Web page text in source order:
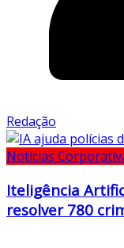
Redação
Notícias
Iteligência
resolver 780